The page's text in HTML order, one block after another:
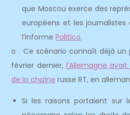
que Moscou exerce des
européens et les journalistes
l’informePolitico.
o Ce scénario connaît déjà un
février dernier,l’Allemagne
de la chaîne russe RT, en
Si les raisons portaient sur